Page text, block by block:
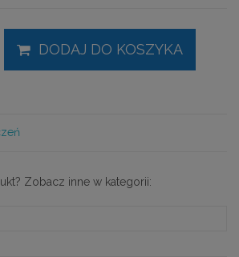
DODAJ DO KOSZYKA
Zobacz inne w kategorii: